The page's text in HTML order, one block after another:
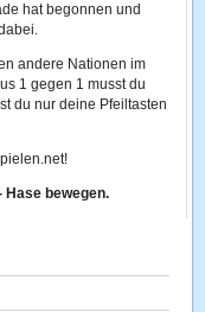
hat begonnen und
andere Nationen im
1 gegen 1 musst du
du nur deine Pfeiltasten
bewegen.